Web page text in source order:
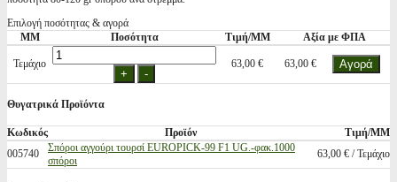
Επιλογή ποσότητας & αγορά
ΜΜ
Ποσότητα Τιμή/ΜΜ Αξία με ΦΠΑ
Τεμάχιο 63,00 € 63,00 €
Θυγατρικά Προϊόντα
Κωδικός Προϊόν
Τιμή/ΜΜ
005740
Σπόροι αγγούρι τουρσί EUROPICK-99 F1 UG.-φακ.1000
σπόροι
63,00 € / Τεμάχιο